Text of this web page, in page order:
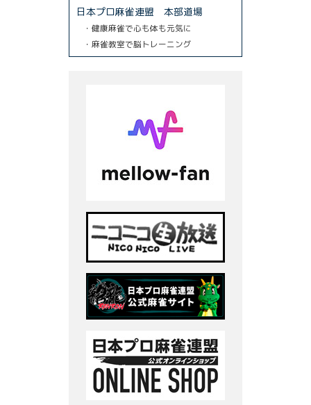
日本プロ麻雀連盟 本部道場
・健康麻雀で心も体も元気に
・麻雀教室で脳トレーニング